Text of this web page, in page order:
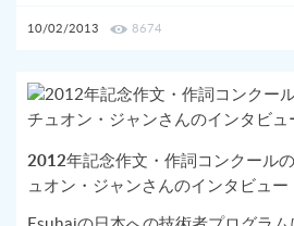
10/02/2013 8674
2012年記念作文・作詞コンクール
ュオン・ジャンさんのインタビュ